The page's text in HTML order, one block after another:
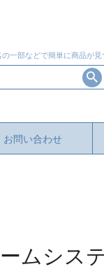
一部などで簡単に商品が見
お問い合わせ
ムシス